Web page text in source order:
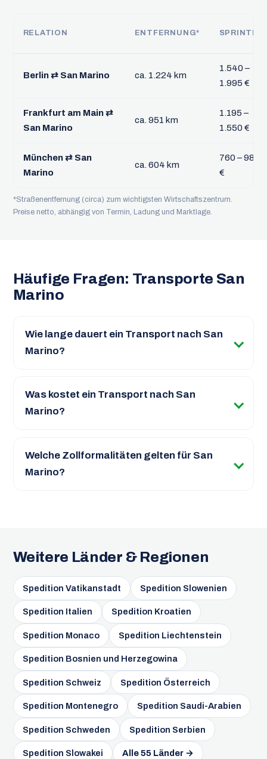
RELATION ENTFERNUNG* SPRINTER
Berlin ⇄ San Marino ca. 1.224 km
1.540 –
1.995 €
Frankfurt am Main ⇄
San Marino
ca. 951 km
1.195 –
1.550 €
München ⇄ San
Marino
ca. 604 km
760 – 985
€
*Straßenentfernung (circa) zum wichtigsten Wirtschaftszentrum.
Preise netto, abhängig von Termin, Ladung und Marktlage.
Häufige Fragen: Transporte San
Marino
Wie lange dauert ein Transport nach San
Marino?
Was kostet ein Transport nach San
Marino?
Welche Zollformalitäten gelten für San
Marino?
Weitere Länder & Regionen
Spedition Vatikanstadt Spedition Slowenien
Spedition Italien Spedition Kroatien
Spedition Monaco Spedition Liechtenstein
Spedition Bosnien und Herzegowina
Spedition Schweiz Spedition Österreich
Spedition Montenegro Spedition Saudi-Arabien
Spedition Schweden Spedition Serbien
Spedition Slowakei Alle 55 Länder →